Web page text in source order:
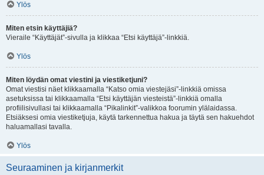
Ylös
Miten etsin käyttäjiä?
Vieraile “Käyttäjät”-sivulla ja klikkaa “Etsi käyttäjä”-linkkiä.
Ylös
Miten löydän omat viestini ja viestiketjuni?
Omat viestisi näet klikkaamalla “Katso omia viestejäsi”-linkkiä omissa
asetuksissa tai klikkaamalla “Etsi käyttäjän viesteistä”-linkkiä omalla
profiilisivullasi tai klikkaamalla “Pikalinkit”-valikkoa foorumin ylälaidassa.
Etsiäksesi omia viestiketjuja, käytä tarkennettua hakua ja täytä sen hakuehdot
haluamallasi tavalla.
Ylös
Seuraaminen ja kirjanmerkit